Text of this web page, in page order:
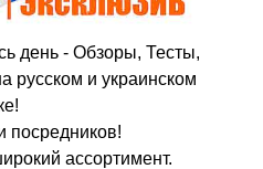
день - Обзоры, Тесты,
русском и украинском
посредников!
ассортимент.